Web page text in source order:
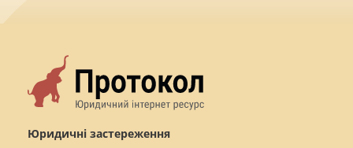
Юридичні застереження